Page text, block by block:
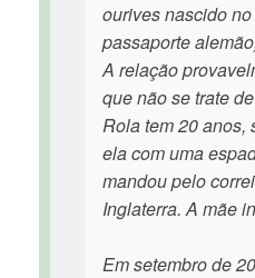
ourives nascido
passaporte
A relação
que não se trate
Rola tem 20 anos,
ela com uma
mandou pelo
Inglaterra. A mãe
Em setembro de